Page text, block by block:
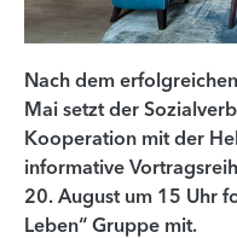
Nach dem
Mai setzt der
Kooperation mit der
informative
20. August um 15 Uhr
Leben“ Gruppe mit.